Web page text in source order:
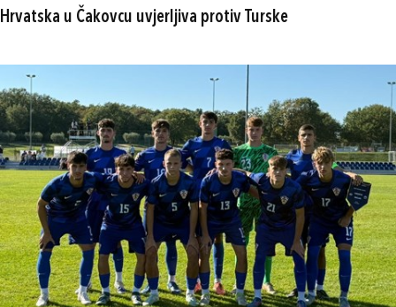
Hrvatska u Čakovcu uvjerljiva protiv Turske